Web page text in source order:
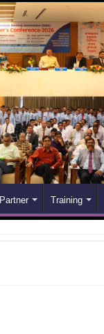
Partner Training